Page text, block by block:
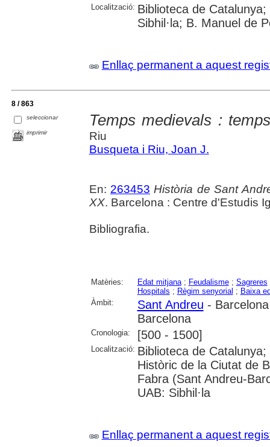
Localització: Biblioteca de
Sibhil·la; B. Manuel de
Enllaç permanent a aquest
8 / 863
seleccionar
imprimir
Temps medievals :
Riu
Busqueta i Riu, Joan J.
En: 263453 Història de Sant
XX. Barcelona : Centre d'Estudis
Bibliografia.
Matèries: Edat mitjana; Feudalisme; Sagreres
Hospitals ; Règim senyorial ; Baixa
Àmbit:
Sant Andreu -
Barcelona
Cronologia: [500 - 1500]
Localització: Biblioteca de
Històric de la Ciutat de
Fabra (Sant Andreu-
UAB: Sibhil·la
Enllaç permanent a aquest